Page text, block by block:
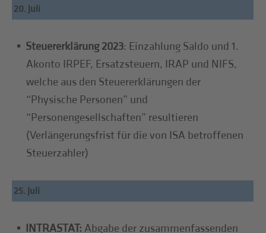
20. Juli
Steuererklärung 2023: Einzahlung Saldo und 1.
Akonto IRPEF, Ersatzsteuern, IRAP und NIFS,
welche aus den Steuererklärungen der
“Physische Personen” und
“Personengesellschaften” resultieren
(Verlängerungsfrist für die von ISA betroffenen
Steuerzahler)
25. Juli
INTRASTAT: Abgabe der zusammenfassenden